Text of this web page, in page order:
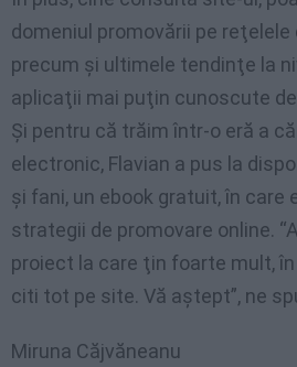
domeniul promovării pe reţelele
precum şi ultimele tendinţe la
aplicaţii mai puţin cunoscute de
Şi pentru că trăim într-o eră a
electronic, Flavian a pus la
şi fani, un ebook gratuit,în care
strategii de promovare online.
proiect la care ţin foarte mult,în
citi tot pe site. Vă aştept”, ne
Miruna Căjvăneanu